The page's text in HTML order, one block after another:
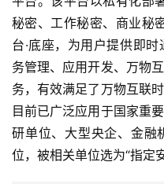
秘密、工作秘密、商业秘
台·底座，为用户提供即
务管理、应用开发、万物
务，有效满足了万物互联
目前已广泛应用于国家重
研单位、大型央企、金融
位，被相关单位选为“指定